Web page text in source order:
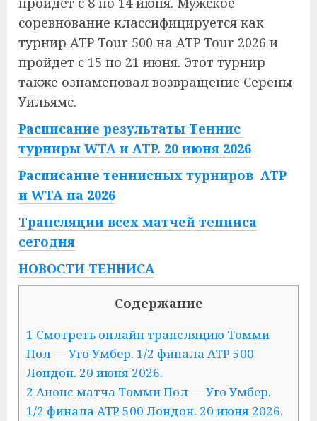
соревнование классифицируется как
турнир ATP Tour 500 на ATP Tour 2026 и
пройдет с 15 по 21 июня. Этот турнир
также ознаменовал возвращение Серены
Уильямс.
Расписание результаты Теннис
турниры WTA и ATP. 20 июня 2026
Расписание теннисных турниров ATP
и WTA на 2026
Трансляции всех матчей тенниса
сегодня
НОВОСТИ ТЕННИСА
Содержание
1 Смотреть онлайн трансляцию Томми
Пол — Уго Умбер. 1/2 финала ATP 500
Лондон. 20 июня 2026.
2 Анонс матча Томми Пол — Уго Умбер.
1/2 финала ATP 500 Лондон. 20 июня 2026.